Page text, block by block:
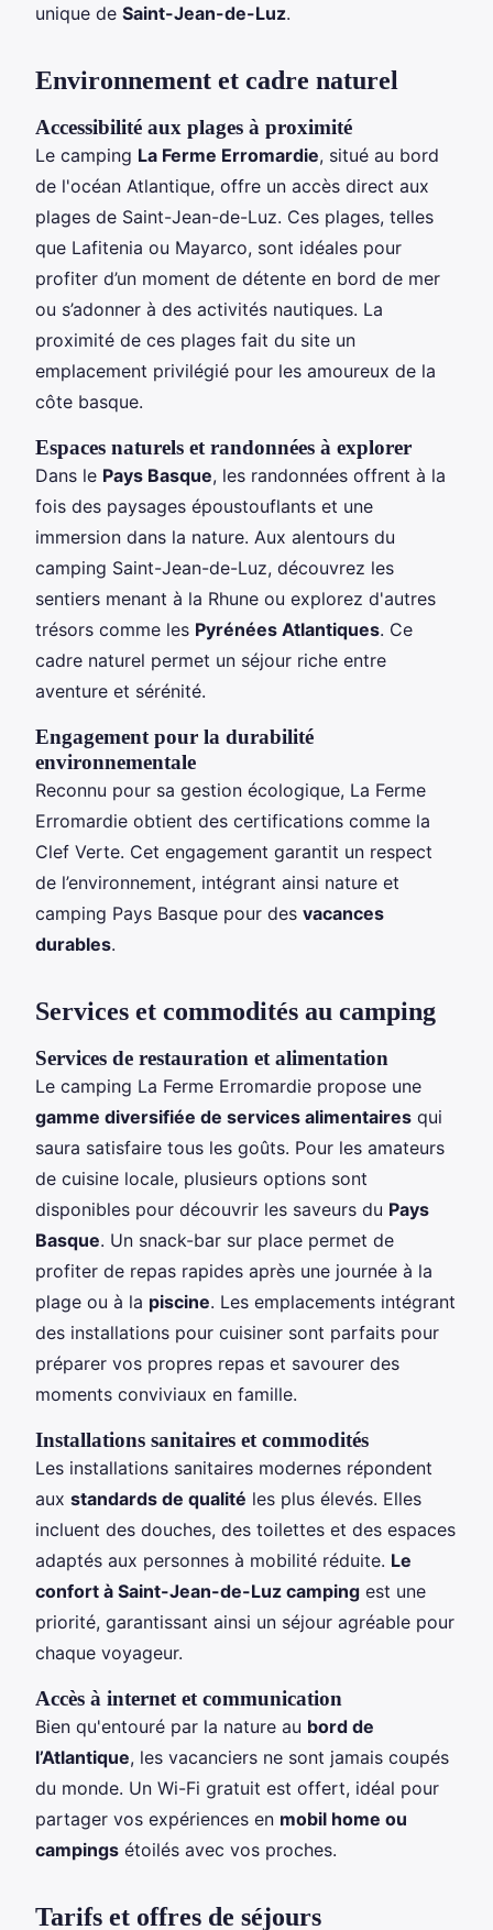
unique de Saint-Jean-de-Luz.
Environnement et cadre naturel
Accessibilité aux plages à proximité
Le camping La Ferme Erromardie, situé au bord
de l'océan Atlantique, offre un accès direct aux
plages de Saint-Jean-de-Luz. Ces plages, telles
que Lafitenia ou Mayarco, sont idéales pour
profiter d’un moment de détente en bord de mer
ou s’adonner à des activités nautiques. La
proximité de ces plages fait du site un
emplacement privilégié pour les amoureux de la
côte basque.
Espaces naturels et randonnées à explorer
Dans le Pays Basque, les randonnées offrent à la
fois des paysages époustouflants et une
immersion dans la nature. Aux alentours du
camping Saint-Jean-de-Luz, découvrez les
sentiers menant à la Rhune ou explorez d'autres
trésors comme les Pyrénées Atlantiques. Ce
cadre naturel permet un séjour riche entre
aventure et sérénité.
Engagement pour la durabilité
environnementale
Reconnu pour sa gestion écologique, La Ferme
Erromardie obtient des certifications comme la
Clef Verte. Cet engagement garantit un respect
de l’environnement, intégrant ainsi nature et
camping Pays Basque pour des vacances
durables.
Services et commodités au camping
Services de restauration et alimentation
Le camping La Ferme Erromardie propose une
gamme diversifiée de services alimentaires qui
saura satisfaire tous les goûts. Pour les amateurs
de cuisine locale, plusieurs options sont
disponibles pour découvrir les saveurs du Pays
Basque. Un snack-bar sur place permet de
profiter de repas rapides après une journée à la
plage ou à la piscine. Les emplacements intégrant
des installations pour cuisiner sont parfaits pour
préparer vos propres repas et savourer des
moments conviviaux en famille.
Installations sanitaires et commodités
Les installations sanitaires modernes répondent
aux standards de qualité les plus élevés. Elles
incluent des douches, des toilettes et des espaces
adaptés aux personnes à mobilité réduite. Le
confort à Saint-Jean-de-Luz camping est une
priorité, garantissant ainsi un séjour agréable pour
chaque voyageur.
Accès à internet et communication
Bien qu'entouré par la nature au bord de
l’Atlantique, les vacanciers ne sont jamais coupés
du monde. Un Wi-Fi gratuit est offert, idéal pour
partager vos expériences en mobil home ou
campings étoilés avec vos proches.
Tarifs et offres de séjours